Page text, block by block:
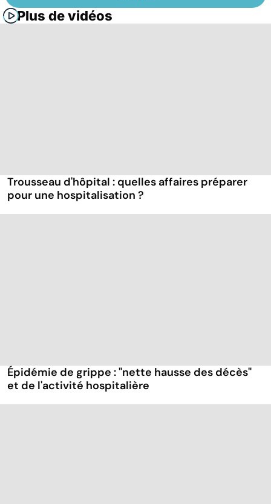
Plus de vidéos
Trousseau d'hôpital : quelles affaires préparer
pour une hospitalisation ?
Épidémie de grippe : "nette hausse des décès"
et de l'activité hospitalière